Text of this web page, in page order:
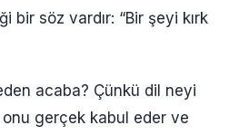
bir söz vardır: “Bir şeyi kırk
acaba? Çünkü dil neyi
gerçek kabul eder ve